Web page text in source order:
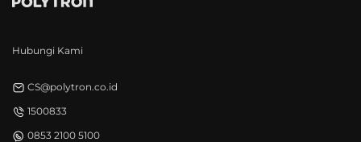
Hubungi Kami
CS@polytron.co.id
1500833
0853 2100 5100